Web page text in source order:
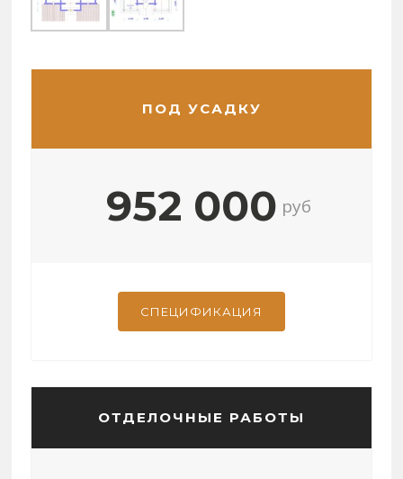
ПОД УСАДКУ
952 000 руб
СПЕЦИФИКАЦИЯ
ОТДЕЛОЧНЫЕ РАБОТЫ